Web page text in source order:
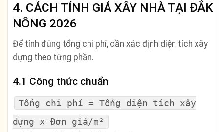
4. CÁCH TÍNH GIÁ XÂY NHÀ TẠI ĐẮK
NÔNG 2026
Để tính đúng tổng chi phí, cần xác định diện tích xây
dựng theo từng phần.
4.1 Công thức chuẩn
Tổng chi phí= Tổng diện tích xây
dựng x Đơn giá/m²